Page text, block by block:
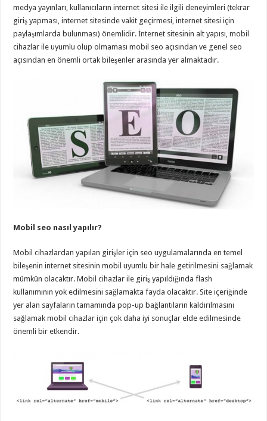
medya yayınları, kullanıcıların internet sitesi ile ilgili deneyimleri (tekrar
giriş yapması, internet sitesinde vakit geçirmesi, internet sitesi için
paylaşımlarda bulunması) önemlidir. İnternet sitesinin alt yapısı, mobil
cihazlar ile uyumlu olup olmaması mobil seo açısından ve genel seo
açısından en önemli ortak bileşenler arasında yer almaktadır.
Mobil seo nasıl yapılır?
Mobil cihazlardan yapılan girişler için seo uygulamalarında en temel
bileşenin internet sitesinin mobil uyumlu bir hale getirilmesini sağlamak
mümkün olacaktır. Mobil cihazlar ile giriş yapıldığında flash
kullanımının yok edilmesini sağlamakta fayda olacaktır. Site içeriğinde
yer alan sayfaların tamamında pop-up bağlantıların kaldırılmasını
sağlamak mobil cihazlar için çok daha iyi sonuçlar elde edilmesinde
önemli bir etkendir.